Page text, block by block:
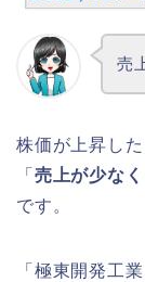
売
株価が上昇し
「 売上が少な
です。
「極東開発工